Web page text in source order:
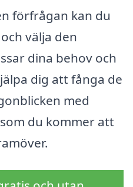
förfrågan kan du
välja den
dina behov och
dig att fånga de
med
du kommer att